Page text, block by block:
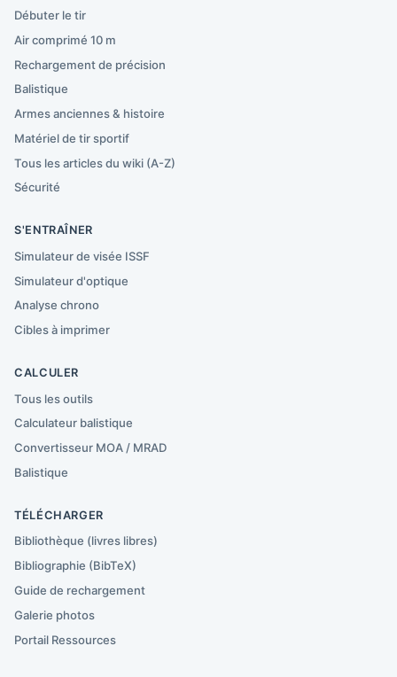
Débuter le tir
Air comprimé 10 m
Rechargement de précision
Balistique
Armes anciennes & histoire
Matériel de tir sportif
Tous les articles du wiki (A-Z)
Sécurité
S'ENTRAÎNER
Simulateur de visée ISSF
Simulateur d'optique
Analyse chrono
Cibles à imprimer
CALCULER
Tous les outils
Calculateur balistique
Convertisseur MOA / MRAD
Balistique
TÉLÉCHARGER
Bibliothèque (livres libres)
Bibliographie (BibTeX)
Guide de rechargement
Galerie photos
Portail Ressources